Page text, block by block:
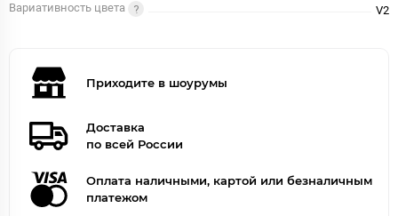
Вариативность цвета
V2
Приходите в шоурумы
Доставка
по всей России
Оплата наличными, картой или безналичным
платежом